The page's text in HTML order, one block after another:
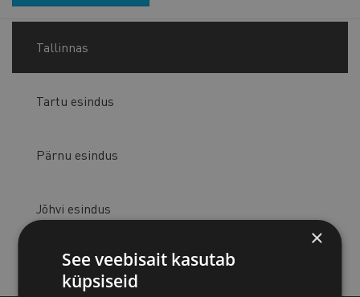
Tallinnas
Tartu esindus
Pärnu esindus
Jõhvi esindus
Kuressaare esindus
×
See veebisait kasutab
küpsiseid